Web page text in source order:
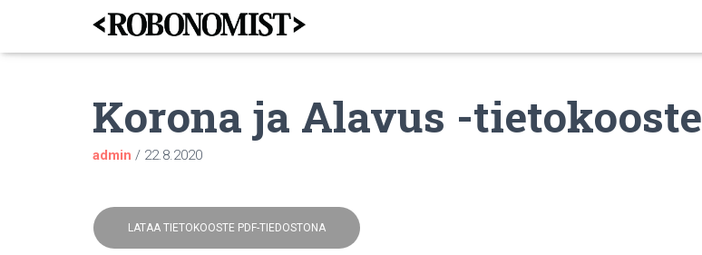
Korona ja Alavus -tietokooste
admin / 22.8.2020
LATAA TIETOKOOSTE PDF-TIEDOSTONA